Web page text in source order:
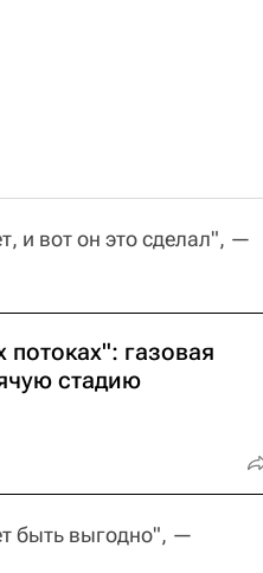
и вот он это сделал", —
газовая
стадию
быть выгодно", —